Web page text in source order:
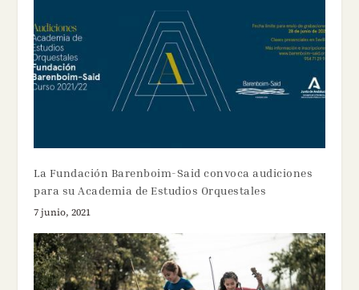
La Fundación Barenboim-Said convoca audiciones
para su Academia de Estudios Orquestales
7 junio, 2021